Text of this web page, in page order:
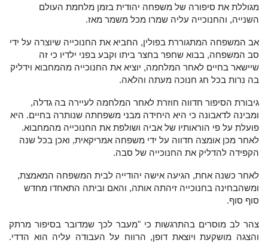
מגוללת את סיפורה של משפחה יהודית בזמן מלחמת העולם
השנייה, והחנוכייה עליה שמרו מכל משמר מאז.
אב המשפחה המתגוררת בפולין, החביא את החנוכייה שיוצרה על ידי
סב המשפחה, בבוא שחפר בחצר ביתו וקבע בפני ילדיו כי זה
שיישאר בחיים לאחר המלחמה, יוציא את החנוכייה מהמחבוא וידליק
בה נרות בכל חג חנוכה מעתה והלאה.
גיבורת הסיפור חדווה חוזרת לאחר המלחמה לעיירה בה גדלה,
ומבינה לדאבונה כי היא היחידה מבני משפחתה שנותרה בחיים. היא
פועלת על פי הוראותיו של אביה ושולפת את החנוכייה מהמחבוא.
לאחר מכן אומצה חדווה על ידי משפחה אמריקאית, ואכן בכל שנה
הקפידה להדליק את החנוכייה של סבה.
לאחר כשנה אחת, הגיעה אישה יהודייה לבית המשפחה המאמצת,
ומשהבחינה בחנוכייה זיהתה אותה, והאם וביתה התאחדו מחדש
סוף סוף.
צהר לב מוסרים בהתרגשות כי "מעבר לכך שמדובר בסיפור מרתק
והצגה מושקעת ויוצאת דופן, הרווח על העבודה עליה הוא הדדי.